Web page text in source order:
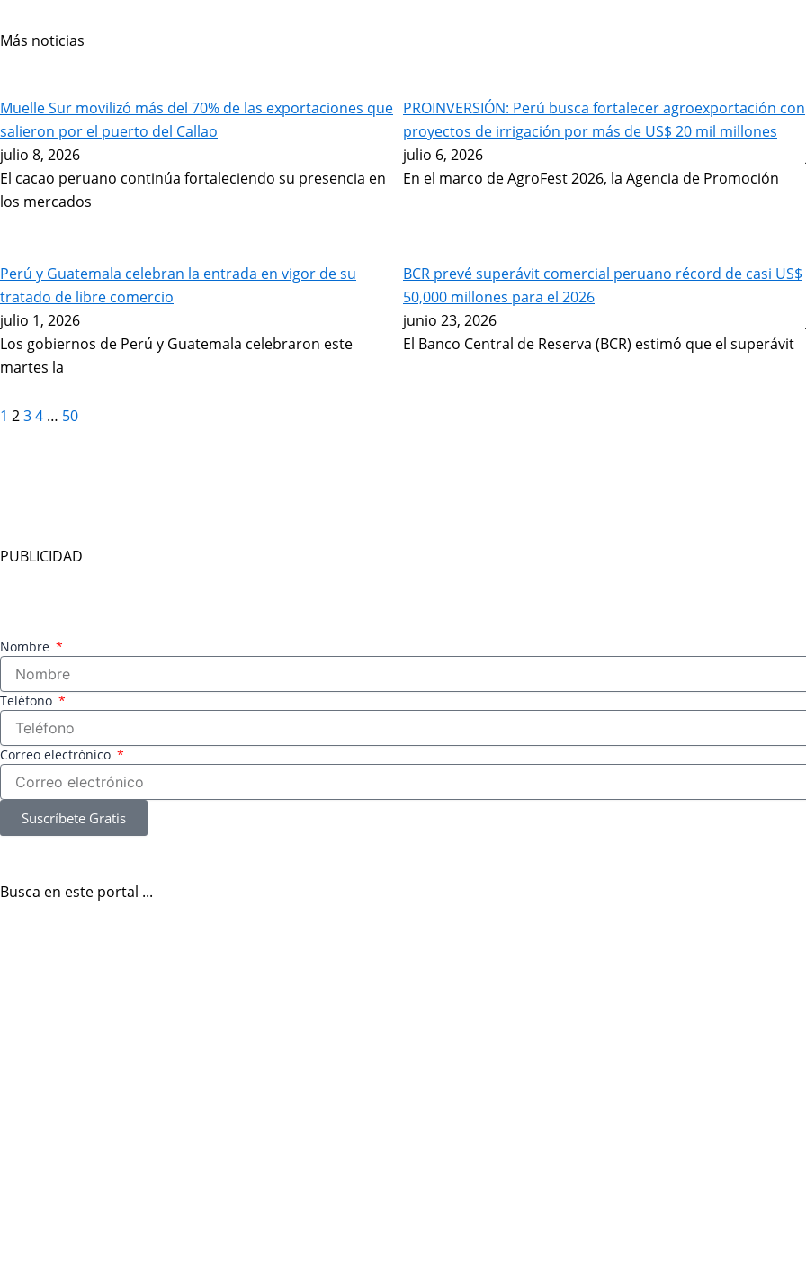
Más noticias
Muelle Sur movilizó más del 70% de las exportaciones que
salieron por el puerto del Callao
julio 8, 2026
El cacao peruano continúa fortaleciendo su presencia en
los mercados
PROINVERSIÓN: Perú busca fortalecer agroexportación con
proyectos de irrigación por más de US$ 20 mil millones
julio 6, 2026
En el marco de AgroFest 2026, la Agencia de Promoción
Perú y Guatemala celebran la entrada en vigor de su
tratado de libre comercio
julio 1, 2026
Los gobiernos de Perú y Guatemala celebraron este
martes la
BCR prevé superávit comercial peruano récord de casi US$
50,000 millones para el 2026
junio 23, 2026
El Banco Central de Reserva (BCR) estimó que el superávit
1 234 … 50
PUBLICIDAD
Nombre
Teléfono
Correo electrónico
Suscríbete Gratis
Busca en este portal ...